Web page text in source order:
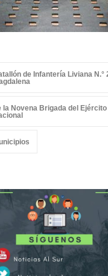
de Infantería Liviana N.°
la Novena Brigada del Ejército